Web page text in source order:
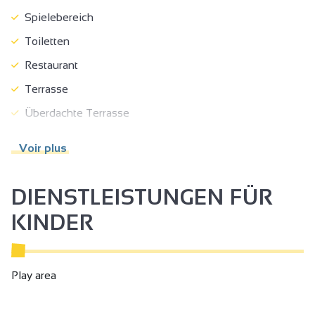
Spielebereich
Toiletten
Restaurant
Terrasse
Überdachte Terrasse
Haustiere akzeptiert
Essen zum Mitnehmen/Fertige Speisen
Kinderrestauration
Schnellrestauration
Voir plus
DIENSTLEISTUNGEN FÜR
KINDER
Play area